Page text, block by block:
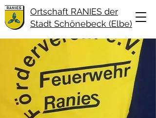
Ortschaft RANIES der
Stadt Schönebeck (Elbe)